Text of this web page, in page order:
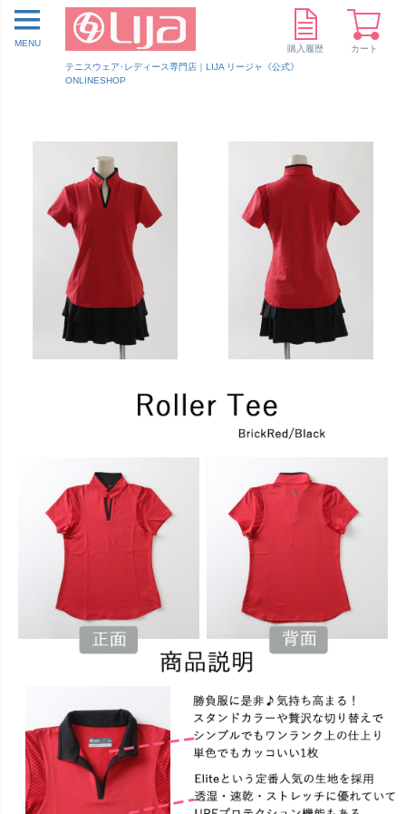
テニスウェア･レディース専門店｜LIJA リージャ《公式》
ONLINESHOP
MENU
購入履歴 カート